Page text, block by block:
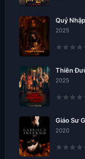
Quỷ
2025
Thiên
2025
Giáo Sư
2020